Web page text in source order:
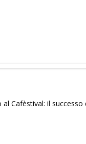
Cafèstival: il